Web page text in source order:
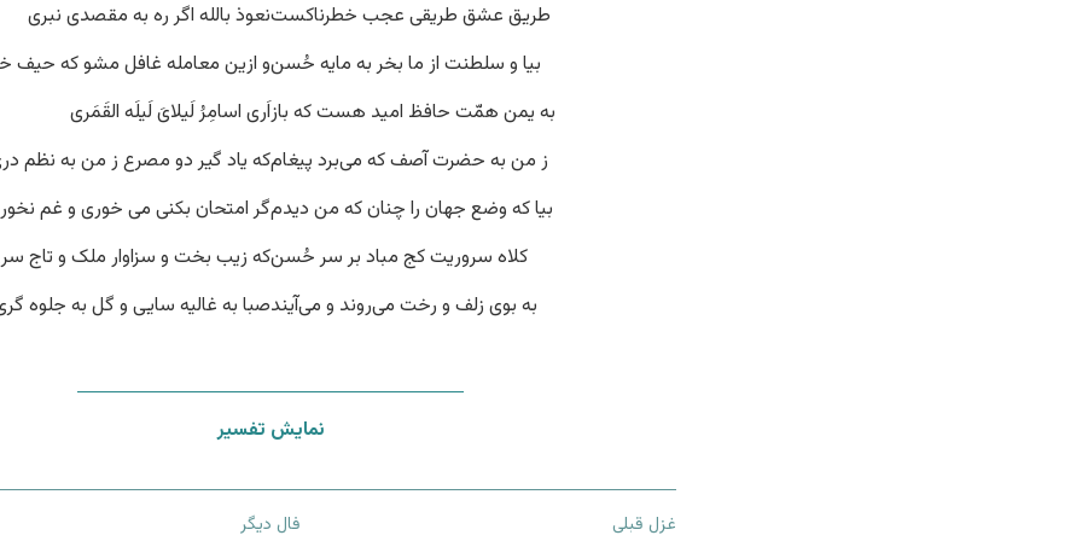
طریق عشق طریقی عجب خطرناکستنعوذ بالله اگر ره به مقصدی نبری
بیا و سلطنت از ما بخر به مایه حُسنو ازین معامله غافل مشو که حیف
به یمن همّت حافظ امید هست که بازاَری اسامِرُ لَیلایَ لَیلَه القَمَری
ز من به حضرت آصف که می‌برد پیغامکه یاد گیر دو مصرع ز من به نظم
بیا که وضع جهان را چنان که من دیدمگر امتحان بکنی می خوری و غم
کلاه سروریت کج مباد بر سر حُسنکه زیب بخت و سزاوار ملک و تاج
به بوی زلف و رخت می‌روند و می‌آیندصبا به غالیه سایی و گل به جلوه
نمایش تفسیر
غزل قبلی فال دیگر